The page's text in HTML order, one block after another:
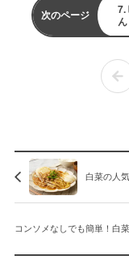
次のページ
7.
ん
白菜の人
コンソメなしでも簡単！白